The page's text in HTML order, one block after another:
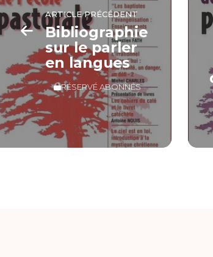
ARTICLE PRÉCÉDENT
Bibliographie
sur le parler
en langues
RÉSERVÉ ABONNÉS